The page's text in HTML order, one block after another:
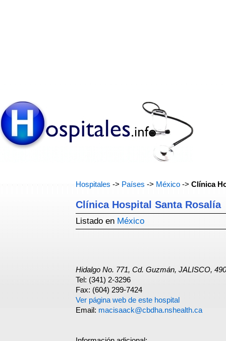
Hospitales -> Países -> México -> Clínica
Clínica Hospital Santa Rosalía
Listado en México
Hidalgo No. 771, Cd. Guzmán, JALISCO,
Tel: (341) 2-3296
Fax: (604) 299-7424
Ver página web de este hospital
Email: macisaack@cbdha.nshealth.ca